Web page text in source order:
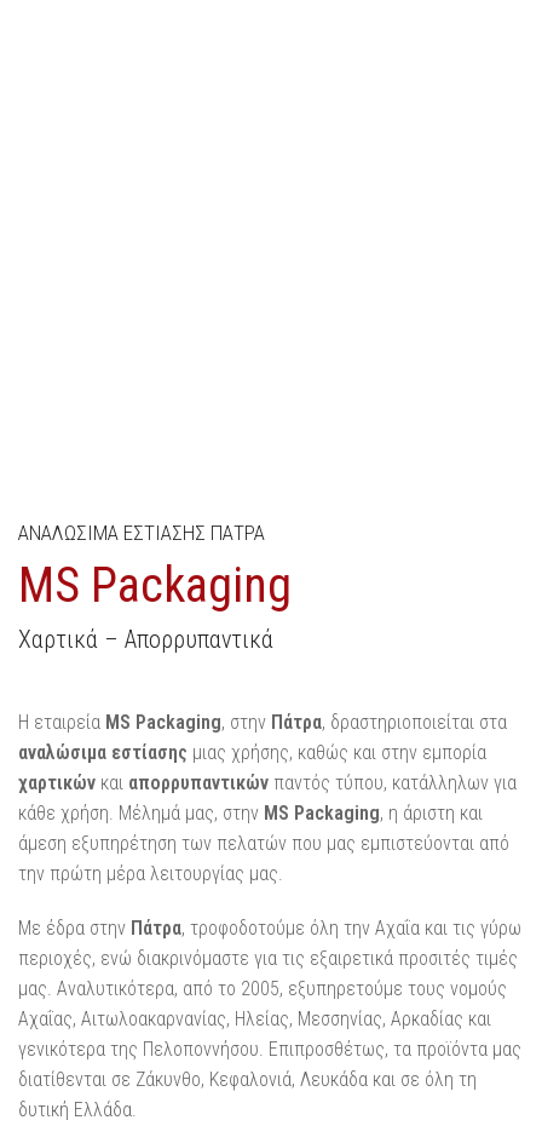
ΑΝΑΛΩΣΙΜΑ ΕΣΤΙΑΣΗΣ ΠΑΤΡΑ
MS Packaging
Χαρτικά – Απορρυπαντικά
Η εταιρεία MS Packaging, στην Πάτρα, δραστηριοποιείται στα
αναλώσιμα εστίασης μιας χρήσης, καθώς και στην εμπορία
χαρτικών και απορρυπαντικών παντός τύπου, κατάλληλων για
κάθε χρήση. Μέλημά μας, στην MS Packaging, η άριστη και
άμεση εξυπηρέτηση των πελατών που μας εμπιστεύονται από
την πρώτη μέρα λειτουργίας μας.
Με έδρα στην Πάτρα, τροφοδοτούμε όλη την Αχαΐα και τις γύρω
περιοχές, ενώ διακρινόμαστε για τις εξαιρετικά προσιτές τιμές
μας. Αναλυτικότερα, από το 2005, εξυπηρετούμε τους νομούς
Αχαΐας, Αιτωλοακαρνανίας, Ηλείας, Μεσσηνίας, Αρκαδίας και
γενικότερα της Πελοποννήσου. Επιπροσθέτως, τα προϊόντα μας
διατίθενται σε Ζάκυνθο, Κεφαλονιά, Λευκάδα και σε όλη τη
δυτική Ελλάδα.